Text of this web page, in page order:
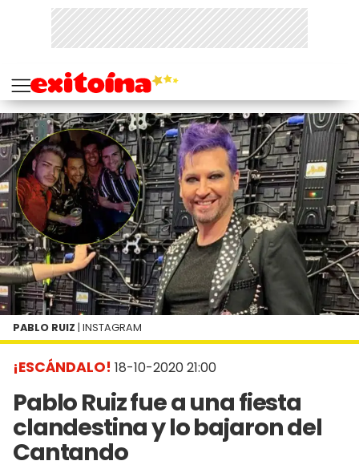
¡ESCÁNDALO! 18-10-2020 21:00
Pablo Ruiz fue a una fiesta
clandestina y lo bajaron del
Cantando
PABLO RUIZ | INSTAGRAM